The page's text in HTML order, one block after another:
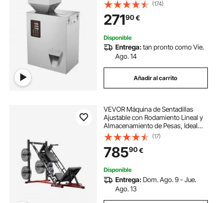
para semillas de té, granos, polvo,
harina, frijoles, copos
(174)
27190€
Disponible
Entrega:tan pronto como Vie.
Ago. 14
Añadir al carrito
VEVOR Máquina de Sentadillas
Ajustable con Rodamiento Lineal y
Almacenamiento de Pesas, Ideal
para la Parte Inferior del Cuerpo en
el Gimnasio en Casa, para
Cuádriceps, 2154 x 1474 x 1230 mm
(17)
78590€
Disponible
Entrega: Dom. Ago. 9 - Jue.
Ago. 13